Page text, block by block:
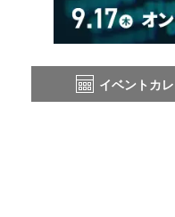
イベントカ